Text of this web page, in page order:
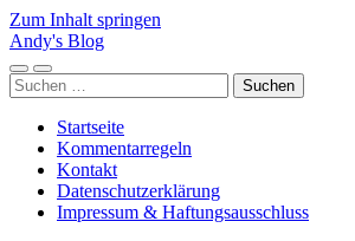
Zum Inhalt springen
Andy's Blog
Mobile-
Menü
Suchfeld
ein-/ausblenden
Suchen
nach:
Startseite
Kommentarregeln
Kontakt
Datenschutzerklärung
Impressum & Haftungsausschluss